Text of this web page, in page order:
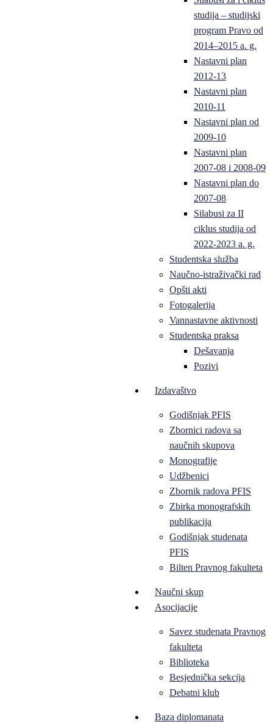
studija – studijski
program Pravo od
2014–2015 a. g.
Nastavni plan
2012-13
Nastavni plan
2010-11
Nastavni plan od
2009-10
Nastavni plan
2007-08 i 2008-09
Nastavni plan do
2007-08
Silabusi za II
ciklus studija od
2022-2023 a. g.
Studentska služba
Naučno-istraživački rad
Opšti akti
Fotogalerija
Vannastavne aktivnosti
Studentska praksa
Dešavanja
Pozivi
Izdavaštvo
Godišnjak PFIS
Zbornici radova sa
naučnih skupova
Monografije
Udžbenici
Zbornik radova PFIS
Zbirka monografskih
publikacija
Godišnjak studenata
PFIS
Bilten Pravnog fakulteta
Naučni skup
Asocijacije
Savez studenata Pravnog
fakulteta
Biblioteka
Besjednička sekcija
Debatni klub
Baza diplomanata